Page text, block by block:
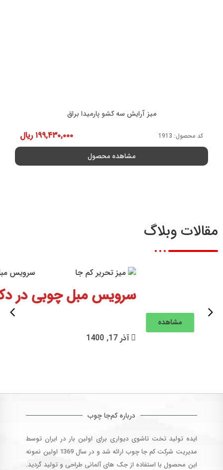
میز آرایش سه کشو پارمیدا براق
کد محصول: 1913 ۱۹۹,۴۳۰,۰۰۰ ریال
مشاهده محصول
مقالات وبلاگ
سرویس مبل چوبی در دکوراسیون
درباره کم‌جا چوب
ایده تولید تخت تاشوی دیواری برای اولین بار در ایران توسط
مدیریت شرکت کم جا چوب ارائه شد و در سال 1369 اولین نمونه
این محصول با استفاده از جک های آلمانی طراحی و تولید گردید.